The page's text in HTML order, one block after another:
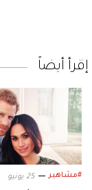
إقرأ أيضاً
#مشاهير 25 يونيو